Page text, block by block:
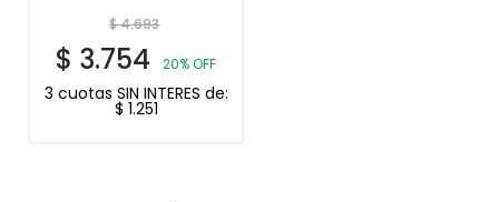
$4.693
$ 3.754 20% OFF
3 cuotas SIN INTERES de:
$ 1.251